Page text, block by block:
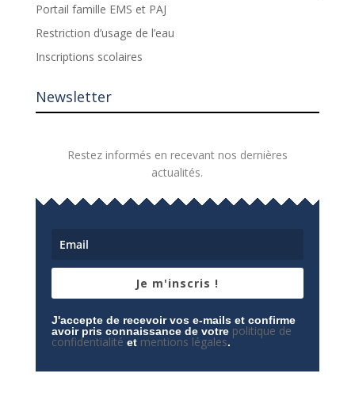
Portail famille EMS et PAJ
Restriction d’usage de l’eau
Inscriptions scolaires
Newsletter
Restez informés en recevant nos dernières
actualités.
Je m'inscris !
J'accepte de recevoir vos e-mails et confirme
avoir pris connaissance de votre politique de
confidentialité et mentions légales.